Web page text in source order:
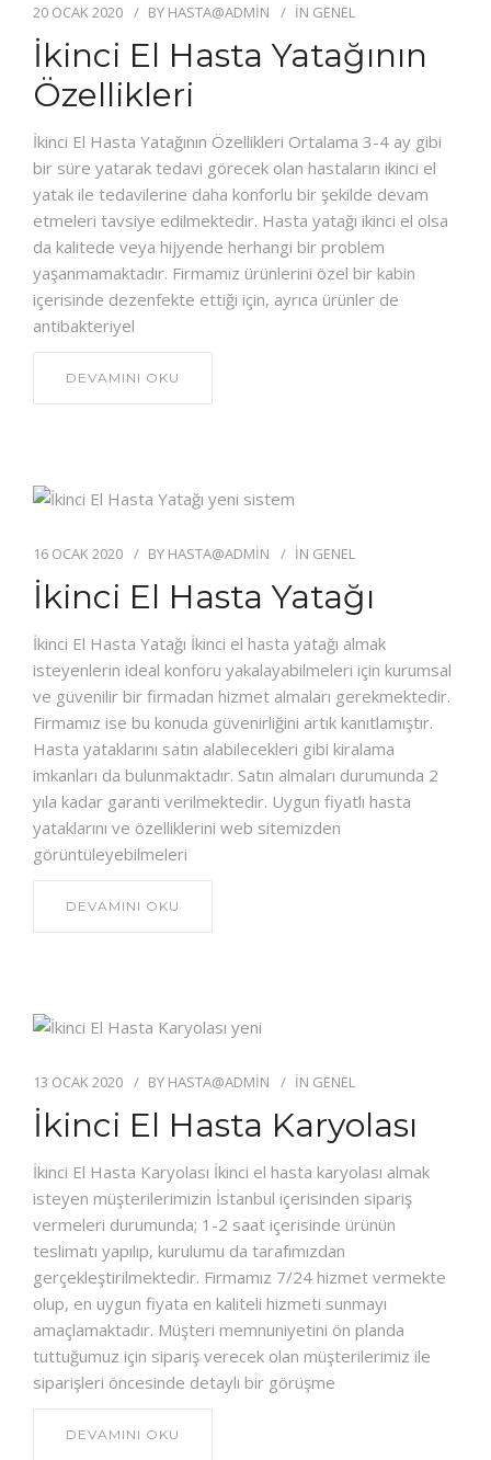
20 OCAK 2020 BY HASTA@ADMIN IN GENEL
İkinci El Hasta Yatağının
Özellikleri
İkinci El Hasta Yatağının Özellikleri Ortalama 3-4 ay gibi
bir süre yatarak tedavi görecek olan hastaların ikinci el
yatak ile tedavilerine daha konforlu bir şekilde devam
etmeleri tavsiye edilmektedir. Hasta yatağı ikinci el olsa
da kalitede veya hijyende herhangi bir problem
yaşanmamaktadır. Firmamız ürünlerini özel bir kabin
içerisinde dezenfekte ettiği için, ayrıca ürünler de
antibakteriyel
DEVAMINI OKU
16 OCAK 2020 BY HASTA@ADMIN IN GENEL
İkinci El Hasta Yatağı
İkinci El Hasta Yatağı İkinci el hasta yatağı almak
isteyenlerin ideal konforu yakalayabilmeleri için kurumsal
ve güvenilir bir firmadan hizmet almaları gerekmektedir.
Firmamız ise bu konuda güvenirliğini artık kanıtlamıştır.
Hasta yataklarını satın alabilecekleri gibi kiralama
imkanları da bulunmaktadır. Satın almaları durumunda 2
yıla kadar garanti verilmektedir. Uygun fiyatlı hasta
yataklarını ve özelliklerini web sitemizden
görüntüleyebilmeleri
DEVAMINI OKU
13 OCAK 2020 BY HASTA@ADMIN IN GENEL
İkinci El Hasta Karyolası
İkinci El Hasta Karyolası İkinci el hasta karyolası almak
isteyen müşterilerimizin İstanbul içerisinden sipariş
vermeleri durumunda; 1-2 saat içerisinde ürünün
teslimatı yapılıp, kurulumu da tarafımızdan
gerçekleştirilmektedir. Firmamız 7/24 hizmet vermekte
olup, en uygun fiyata en kaliteli hizmeti sunmayı
amaçlamaktadır. Müşteri memnuniyetini ön planda
tuttuğumuz için sipariş verecek olan müşterilerimiz ile
siparişleri öncesinde detaylı bir görüşme
DEVAMINI OKU